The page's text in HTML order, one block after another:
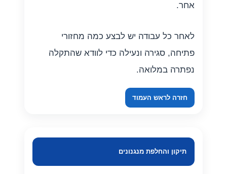
אחר.
לאחר כל עבודה יש לבצע כמה מחזורי
פתיחה, סגירה ונעילה כדי לוודא שהתקלה
נפתרה במלואה.
חזרה לראש העמוד
תיקון והחלפת מנגנונים